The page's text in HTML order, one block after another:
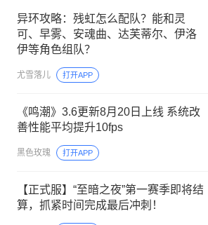
异环攻略：残虹怎么配队？能和灵
可、早雾、安魂曲、达芙蒂尔、伊洛
伊等角色组队？
尤雪落儿 打开APP
《鸣潮》3.6更新8月20日上线 系统改
善性能平均提升10fps
黑色玫瑰 打开APP
【正式服】“至暗之夜”第一赛季即将结
算，抓紧时间完成最后冲刺！